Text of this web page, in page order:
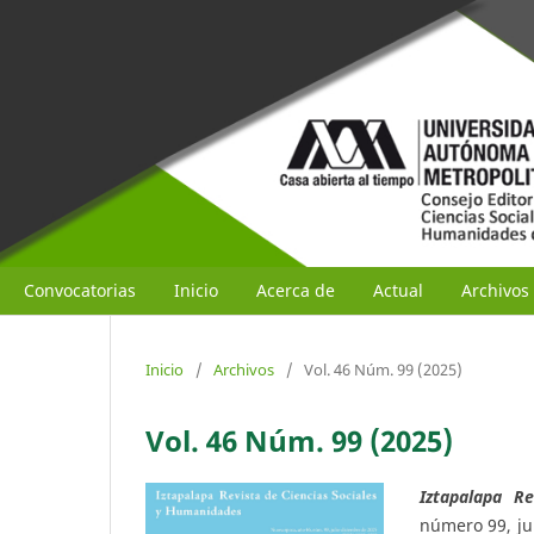
Convocatorias Inicio Acerca de Actual Archivos
Inicio / Archivos / Vol. 46 Núm. 99 (2025)
Vol. 46 Núm. 99 (2025)
Iztapalapa
número 99,